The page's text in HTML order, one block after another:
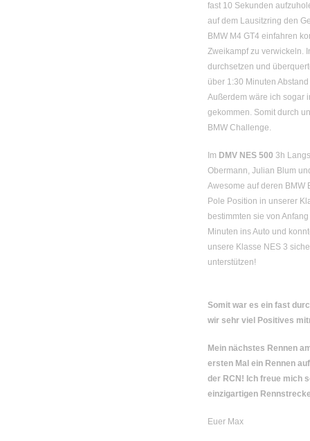
fast 10 Sekunden
auf dem Lausitzring den
BMW M4 GT4 einfahren
Zweikampf zu verwickeln.
durchsetzen und
über 1:30 Minuten
Außerdem wäre ich sogar
gekommen. Somit durch
BMW Challenge.
Im DMV NES 500 3h
Obermann, Julian Blum
Awesome auf deren BMW
Pole Position in unserer
bestimmten sie von
Minuten ins Auto und
unsere Klasse NES 3
unterstützen!
Somit war es ein fast
wir sehr viel Positives
Mein nächstes Rennen
ersten Mal ein Rennen
der RCN! Ich freue mich
einzigartigen
Euer Max